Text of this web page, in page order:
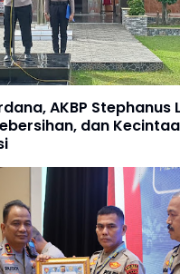
AKBP Stephanus
dan